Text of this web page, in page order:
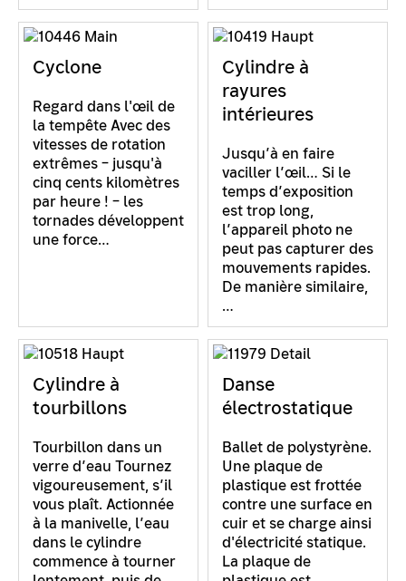
Cyclone
Regard dans l'œil de
la tempête Avec des
vitesses de rotation
extrêmes – jusqu'à
cinq cents kilomètres
par heure ! – les
tornades développent
une force…
Cylindre à
rayures
intérieures
Jusqu’à en faire
vaciller l’œil… Si le
temps d’exposition
est trop long,
l’appareil photo ne
peut pas capturer des
mouvements rapides.
De manière similaire,
…
Cylindre à
tourbillons
Tourbillon dans un
verre d’eau Tournez
vigoureusement, s’il
vous plaît. Actionnée
à la manivelle, l’eau
dans le cylindre
commence à tourner
Danse
électrostatique
Ballet de polystyrène.
Une plaque de
plastique est frottée
contre une surface en
cuir et se charge ainsi
d'électricité statique.
La plaque de